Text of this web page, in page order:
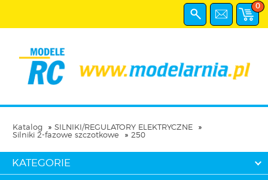
0
Katalog
SILNIKI/REGULATORY ELEKTRYCZNE
Silniki 2-fazowe szczotkowe
250
KATEGORIE